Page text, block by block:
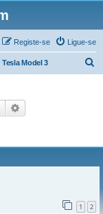
Ligue-se
Registe-se
Tesla Model 3
Pesquisar
1 2